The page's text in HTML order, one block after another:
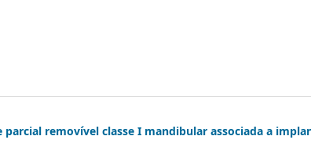
removível classe I mandibular associada a